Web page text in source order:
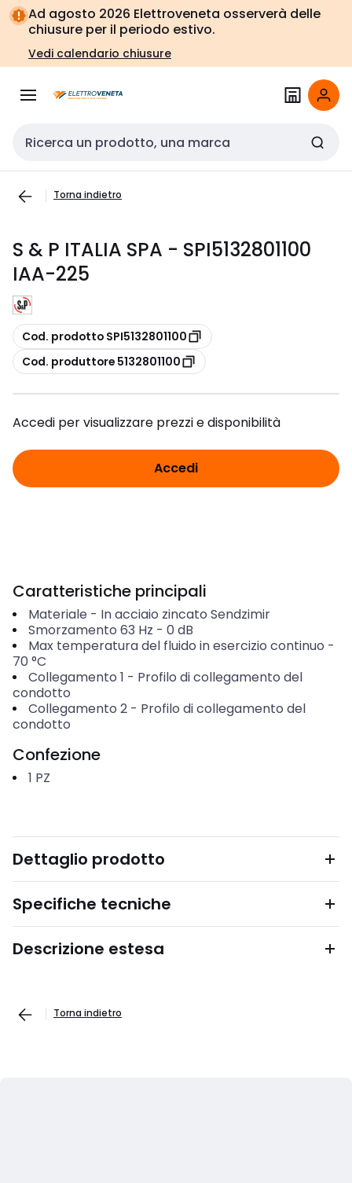
Vai alla
navigazione
Vai
alla
pagina
Ad agosto 2026 Elettroveneta osserverà delle
chiusure per il periodo estivo.
Vedi calendario chiusure
Cerca input
Torna indietro
S & P ITALIA SPA - SPI5132801100
IAA-225
copia
Cod. prodotto SPI5132801100
copia
Cod. produttore 5132801100
Accedi per visualizzare prezzi e disponibilità
Accedi
Caratteristiche principali
Materiale - In acciaio zincato Sendzimir
Smorzamento 63 Hz - 0 dB
Max temperatura del fluido in esercizio continuo -
70 °C
Collegamento 1 - Profilo di collegamento del
condotto
Collegamento 2- Profilo di collegamento del
condotto
Confezione
1 PZ
Dettaglio prodotto
Specifiche tecniche
Descrizione estesa
Torna indietro